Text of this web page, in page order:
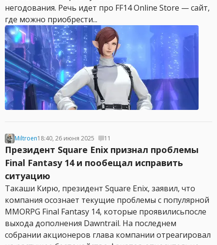
негодования. Речь идет про FF14 Online Store — сайт,
где можно приобрести...
Miltroen18:40, 26 июня 2025 11
Президент Square Enix признал проблемы
Final Fantasy 14 и пообещал исправить
ситуацию
Такаши Кирю, президент Square Enix, заявил, что
компания осознает текущие проблемы с популярной
MMORPG Final Fantasy 14, которые проявилисьпосле
выхода дополнения Dawntrail. На последнем
собрании акционеров глава компании отреагировал